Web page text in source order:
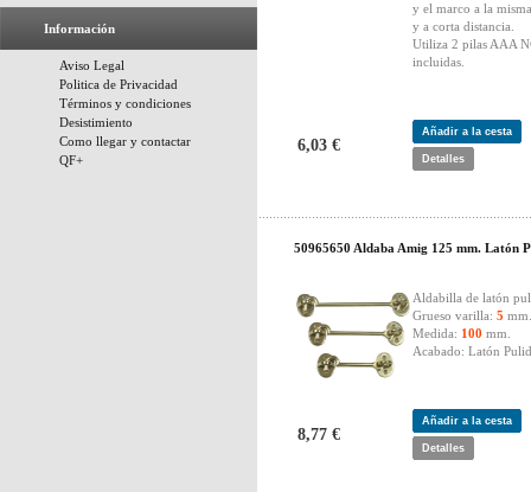
Información
Aviso Legal
Politica de Privacidad
Términos y condiciones
Desistimiento
Como llegar y contactar
QF+
y el marco a la
y a corta distancia.
Utiliza 2 pilas AAA
incluidas.
6,03 €
Añadir a la cesta
Detalles
50965650 Aldaba Amig 125 mm. Latón
Aldabilla de latón
Grueso varilla: 5 mm.
Medida: 100 mm.
Acabado: Latón
8,77 €
Añadir a la cesta
Detalles